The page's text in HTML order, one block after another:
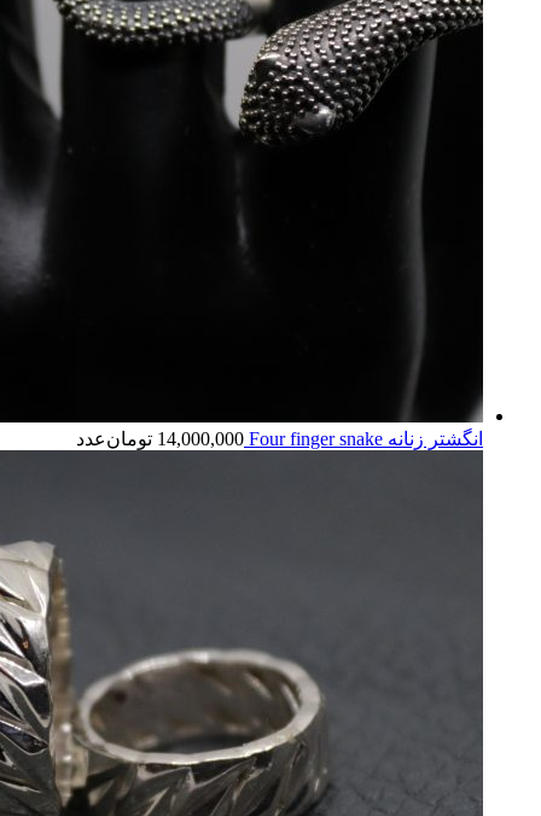
انگشتر زنانه Four finger snake 14,000,000 تومانعدد